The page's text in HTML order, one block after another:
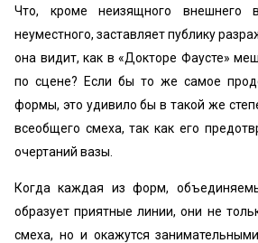
Что, кроме неизящного
неуместного, заставляет публику
она видит, как в «Докторе Фаусте»
по сцене? Если бы то же самое
формы, это удивило бы в такой же
всеобщего смеха, так как его
очертаний вазы.
Когда каждая из форм,
образует приятные линии, они не
смеха, но и окажутся